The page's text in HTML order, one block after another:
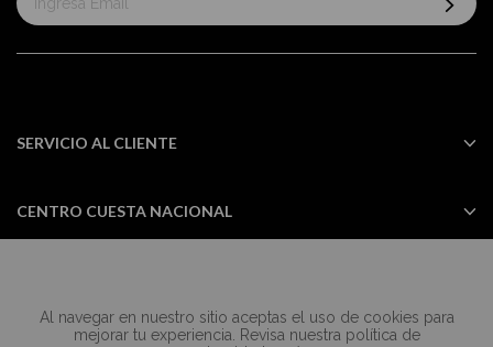
Al navegar en nuestro sitio aceptas el uso de cookies para
mejorar tu experiencia. Revisa nuestra política de
al
informativo:
SERVICIO AL CLIENTE
CENTRO CUESTA NACIONAL
Todos los derechos reservados Casa